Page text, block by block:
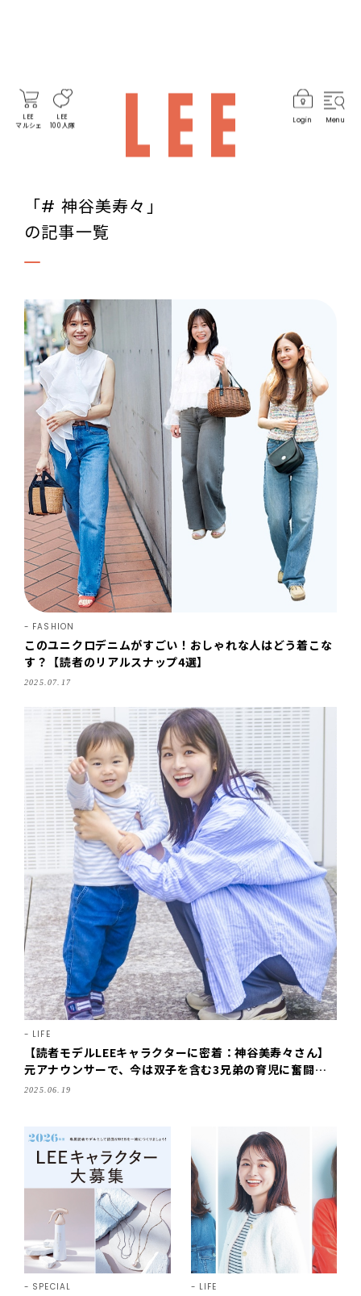
LEE
マルシェ
LEE
100人隊
Login Menu
「# 神谷美寿々」
の記事一覧
FASHION
このユニクロデニムがすごい！おしゃれな人はどう着こな
す？【読者のリアルスナップ4選】
2025.07.17
LIFE
【読者モデルLEEキャラクターに密着：神谷美寿々さん】
元アナウンサーで、今は双子を含む3兄弟の育児に奮闘
中！時間がなくても“ながら美容”で工夫
2025.06.19
SPECIAL LIFE